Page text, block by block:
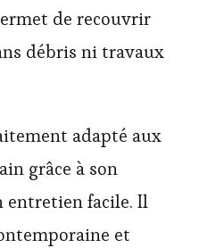
de recouvrir
débris ni travaux
adapté aux
grâce à son
entretien facile. Il
et